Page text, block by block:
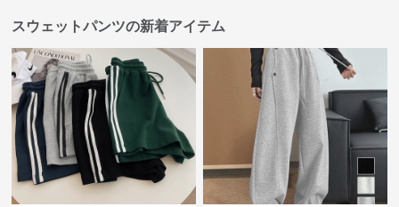
スウェットパンツの新着アイテム